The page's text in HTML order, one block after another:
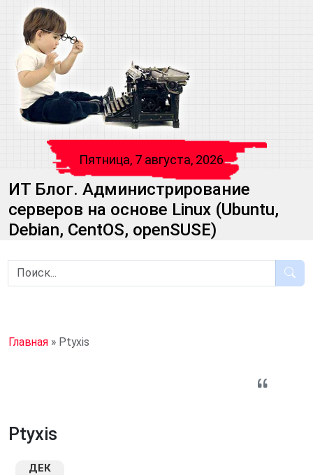
Пятница, 7 августа, 2026
ИТ Блог. Администрирование
серверов на основе Linux (Ubuntu,
Debian, CentOS, openSUSE)
Главная » Ptyxis
Ptyxis
ДЕК